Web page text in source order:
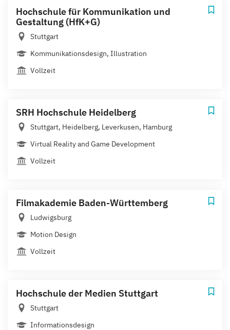
Hochschule für Kommunikation und
Gestaltung (HfK+G)
Stuttgart
Kommunikationsdesign, Illustration
Vollzeit
SRH Hochschule Heidelberg
Stuttgart, Heidelberg, Leverkusen, Hamburg
Virtual Reality and Game Development
Vollzeit
Filmakademie Baden-Württemberg
Ludwigsburg
Motion Design
Vollzeit
Hochschule der Medien Stuttgart
Stuttgart
Informationsdesign